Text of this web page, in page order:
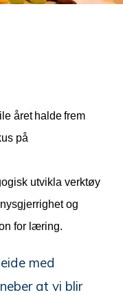
året haldefrem
på
utvikla verktøy
og
for læring.
med
at vi blir